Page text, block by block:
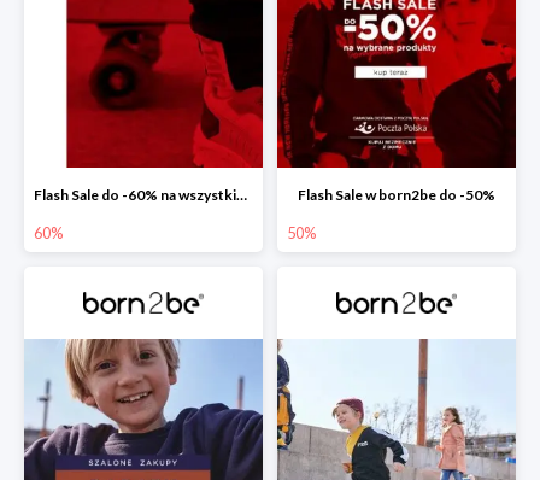
Flash Sale do -60% na wszystkie buty sportowe dziecięce
60%
Flash Sale w born2be do -50%
50%